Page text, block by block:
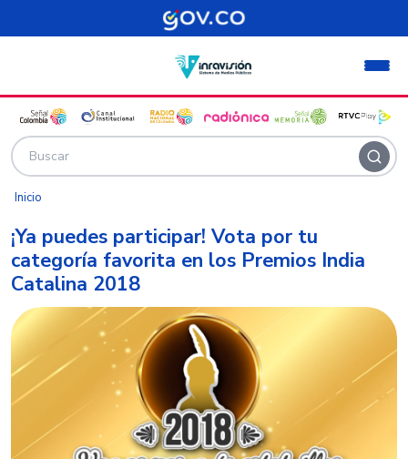
Pasar al contenido principal
Inicio
¡Ya puedes participar! Vota por tu
categoría favorita en los Premios India
Catalina 2018